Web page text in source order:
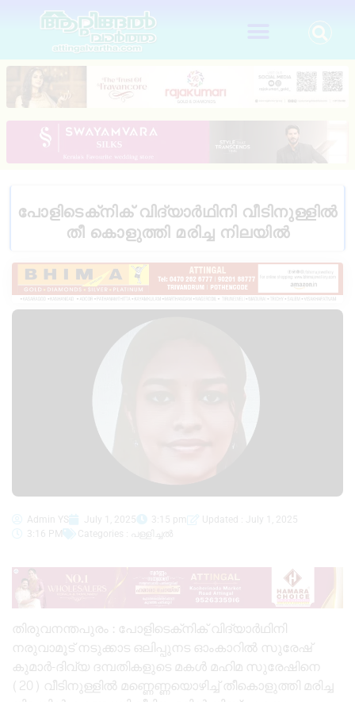
പോളിടെക്‌നിക് വിദ്യാർഥിനി വീടിനുള്ളിൽ
തീ കൊളുത്തി മരിച്ച നിലയിൽ
Admin YS July 1, 2025 3:15 pm
Updated : July 1, 2025
3:16 PM
Categories : പള്ളിച്ചൽ
തിരുവനന്തപുരം : പോളിടെക്‌നിക് വിദ്യാർഥിനി
നരുവാമൂട് നടുക്കാട ഒലിപ്പുനട ഓംകാറില്‍ സുരേഷ്
കുമാർ-ദിവ്യ ദമ്പതികളുടെ മകള്‍ മഹിമ സുരേഷിനെ
(20) വീടിനുള്ളില്‍ മണ്ണെണ്ണയൊഴിച്ച്‌ തീകൊളുത്തി മരിച്ച